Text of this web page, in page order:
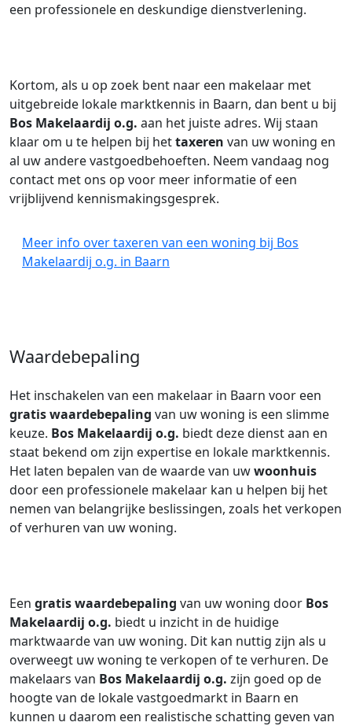
een professionele en deskundige dienstverlening.
Kortom, als u op zoek bent naar een makelaar met
uitgebreide lokale marktkennis in Baarn, dan bent u bij
Bos Makelaardij o.g. aan het juiste adres. Wij staan
klaar om u te helpen bij hettaxeren van uw woning en
al uw andere vastgoedbehoeften. Neem vandaag nog
contact met ons op voor meer informatie of een
vrijblijvend kennismakingsgesprek.
Meer info over taxeren van een woning bij Bos
Makelaardij o.g. in Baarn
Waardebepaling
Het inschakelen van een makelaar in Baarn voor een
gratis waardebepaling van uw woning is een slimme
keuze. Bos Makelaardij o.g. biedt deze dienst aan en
staat bekend om zijn expertise en lokale marktkennis.
Het laten bepalen van de waarde van uwwoonhuis
door een professionele makelaar kan u helpen bij het
nemen van belangrijke beslissingen, zoals het verkopen
of verhuren van uw woning.
Een gratis waardebepaling van uw woning door Bos
Makelaardij o.g. biedt u inzicht in de huidige
marktwaarde van uw woning. Dit kan nuttig zijn als u
overweegt uw woning te verkopen of te verhuren. De
makelaars van Bos Makelaardij o.g. zijn goed op de
hoogte van de lokale vastgoedmarkt in Baarn en
kunnen u daarom een realistische schatting geven van